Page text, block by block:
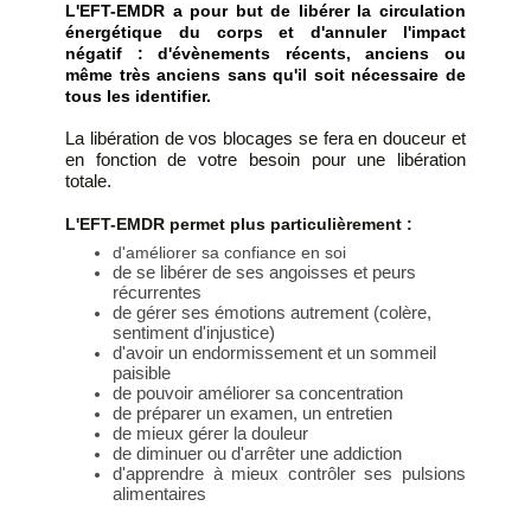
L'EFT-EMDR a pour but de libérer la circulation
énergétique du corps et d'annuler l'impact
négatif : d'évènements récents, anciens ou
même très anciens sans qu'il soit nécessaire de
tous les identifier.
La libération de vos blocages se fera en douceur et
en fonction de votre besoin pour une libération
totale.
L'EFT-EMDR permet plus particulièrement :
d'améliorer sa confiance en soi
de se libérer de ses angoisses et peurs
récurrentes
de gérer ses émotions autrement (colère,
sentiment d'injustice)
d'avoir un endormissement et un sommeil
paisible
de pouvoir améliorer sa concentration
de préparer un examen, un entretien
de mieux gérer la douleur
de diminuer ou d'arrêter une addiction
d'apprendre à mieux contrôler ses pulsions
alimentaires